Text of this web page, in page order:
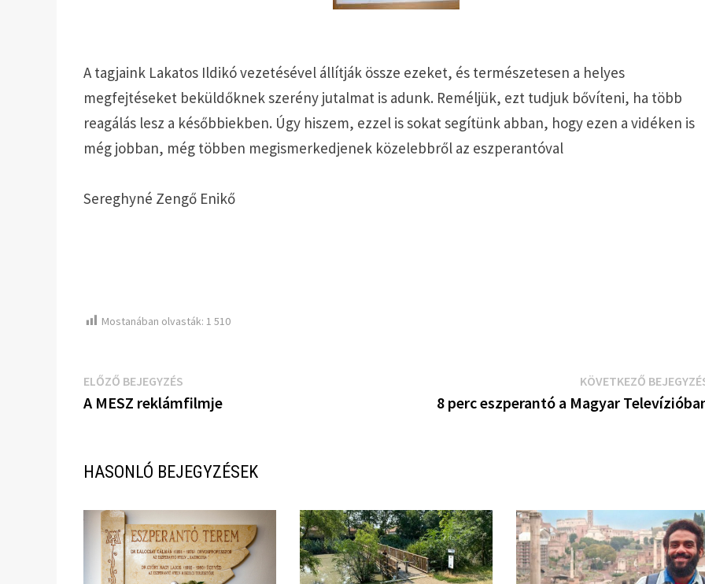
A tagjaink Lakatos Ildikó vezetésével állítják össze ezeket, és természetesen a helyes
megfejtéseket beküldőknek szerény jutalmat is adunk. Reméljük, ezt tudjuk bővíteni, ha több
reagálás lesz a későbbiekben. Úgy hiszem, ezzel is sokat segítünk abban, hogy ezen a vidéken is
még jobban, még többen megismerkedjenek közelebbről az eszperantóval
Sereghyné Zengő Enikő
Mostanában olvasták: 1 510
Bejegyzés
navigáció
ELŐZŐ BEJEGYZÉS
bejegyzés:
A MESZ reklámfilmje
KÖVETKEZŐ
8 perc eszperantó a Magyar
HASONLÓ BEJEGYZÉSEK